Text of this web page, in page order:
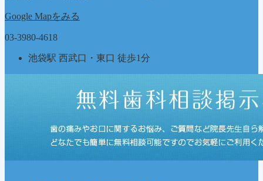
Google Mapをみる
03-3980-4618
池袋駅 西武口・東口 徒歩1分